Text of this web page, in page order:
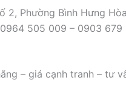
2, Phường Bình Hưng
505 009 – 0903 679
– giá cạnh tranh – tư